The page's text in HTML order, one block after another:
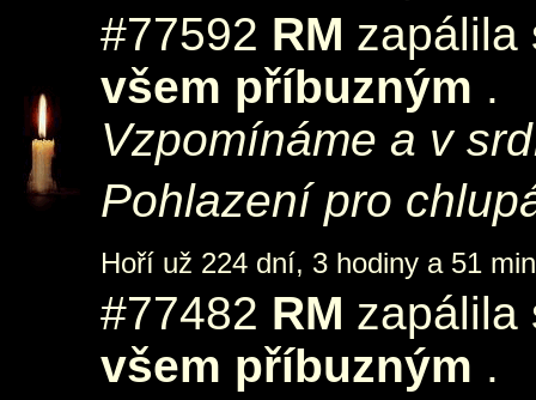
#77592 RM
všem příbuzným .
Vzpomínáme a v
Pohlazení pro
Hoří už 224 dní, 3 hodiny a 51
#77482 RM
všem příbuzným .